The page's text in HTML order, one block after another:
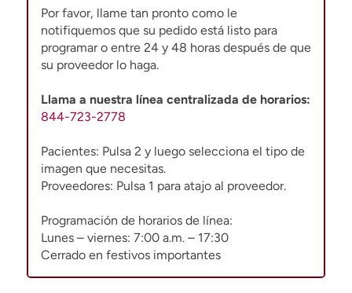
Por favor, llame tan pronto como le
notifiquemos que su pedido está listo para
programar o entre 24 y 48 horas después de que
su proveedor lo haga.
Llama a nuestra línea centralizada de horarios:
844-723-2778
Pacientes: Pulsa 2 y luego selecciona el tipo de
imagen que necesitas.
Proveedores: Pulsa 1 para atajo al proveedor.
Programación de horarios de línea:
Lunes – viernes: 7:00 a.m. – 17:30
Cerrado en festivos importantes